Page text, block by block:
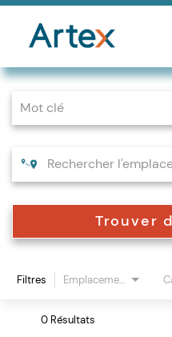
Job Search Page
Trouver
Filtres Emplacements
0 Résultats